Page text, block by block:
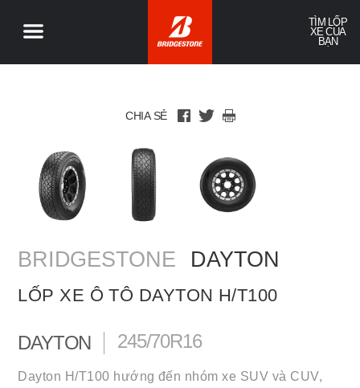
TÌM LỐP
XE CỦA
BẠN
CHIA SẺ
BRIDGESTONE DAYTON
LỐP XE Ô TÔ DAYTON H/T100
DAYTON 245/70R16
Dayton H/T100 hướng đến nhóm xe SUV và CUV,